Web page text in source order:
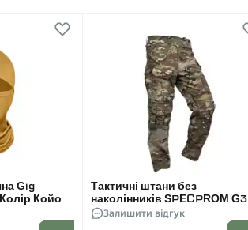
Gig
Койот.
Тактичні штани без
наколінників SPECPROM G3
Combat Pants. Колір
Залишити відгук